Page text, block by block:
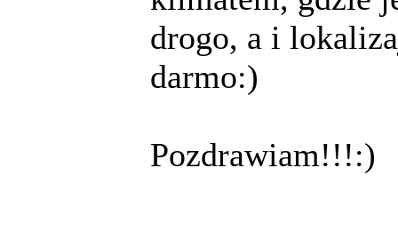
drogo, a i
darmo:)
Pozdrawiam!!!:)